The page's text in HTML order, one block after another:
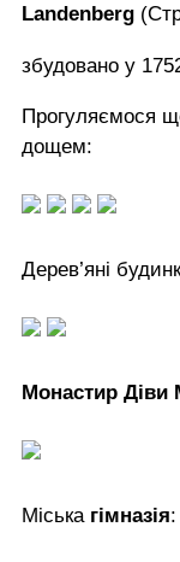
Landenberg
збудовано у
Прогуляємося
дощем:
Дерев’яні
Монастир Діви
Міська гімназія: